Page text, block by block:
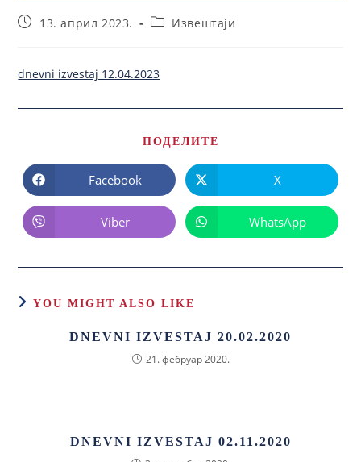
13. април 2023. Извештаји
dnevni izvestaj 12.04.2023
ПОДЕЛИТЕ
Facebook X
Viber WhatsApp
YOU MIGHT ALSO LIKE
DNEVNI IZVESTAJ 20.02.2020
21. фебруар 2020.
DNEVNI IZVESTAJ 02.11.2020